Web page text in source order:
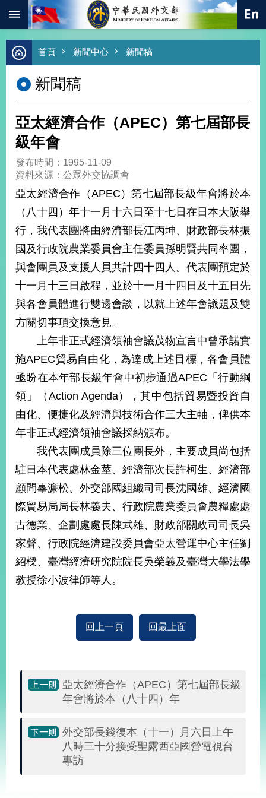
跳到主要內容區塊
進
階
尋
熱
總
合
外
交
值
外
交
經
濟
不
落
國
海
和
平
護
照
回
首
頁
網
站
導
覽
關
於
本
部
新
聞
中
與
首頁 新聞中心 新聞稿
新聞稿
亞太經濟合作（APEC）第七屆部長
級年會
發布時間：1995-11-09
資料來源：公眾外交協調會
亞太經濟合作（APEC）第七屆部長級年會將於本
（八十四）年十一月十六日至十七日在日本大阪舉
行，我代表團將由經濟部長江丙坤、財政部長林振
國及行政院農業委員會主任委員孫明賢共同率團，
與會團員及支援人員共計四十四人。代表團預定於
十一月十三日啟程，並於十一月十四日及十五日先
與各會員體進行雙邊會談，以就上述年會議題及雙
方關切事項交換意見。
上年非正式經濟領袖會議茂物宣言中曾承諾實
施APEC貿易自由化，為達成上述目標，各會員體
亟盼在本年部長級年會中初步通過APEC「行動綱
領」（Action Agenda），其中包括貿易暨投資自
由化、便捷化及經濟與技術合作三大主軸，俾供本
年非正式經濟領袖會議採納頒布。
我代表團成員除三位團長外，主要成員尚包括
駐日本代表處林金莖、經濟部次長許柯生、經濟部
顧問辜濂松、外交部國組織司司長沈國雄、經濟國
際貿易局局長林義夫、行政院農業委員會農糧處處
古德業、企劃處處長陳武雄、財政部關政司司長吳
家聲、行政院經濟建設委員會亞太營運中心主任劉
紹樑、臺灣經濟研究院院長吳榮義及臺灣大學法學
教授徐小波律師等人。
回上一頁 回最上面
亞太經濟合作（APEC）第七屆部長級
年會將於本（八十四）年
外交部長錢復本（十一）月六日上午
八時三十分接受聖露西亞國營電視台
專訪